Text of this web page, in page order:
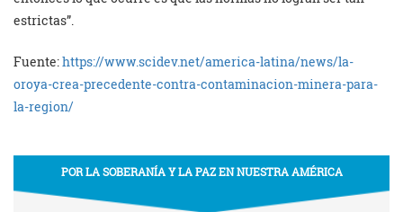
estrictas”.
Fuente:https://www.scidev.net/america-latina/news/la-
oroya-crea-precedente-contra-contaminacion-minera-para-
la-region/
POR LA SOBERANÍA Y LA PAZ EN NUESTRA AMÉRICA